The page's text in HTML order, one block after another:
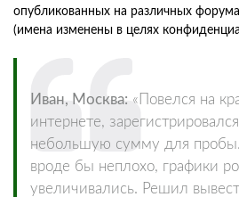
опубликованных на различных
(имена изменены в целях
Иван, Москва: «Повелся на
интернете,
небольшую сумму для
вроде бы неплохо, графики
увеличивались. Решил